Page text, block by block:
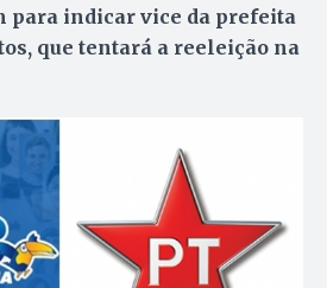
para indicar vice da prefeita
que tentará a reeleição na